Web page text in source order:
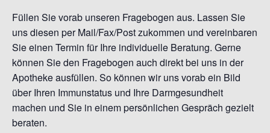
Füllen Sie vorab unseren Fragebogen aus. Lassen Sie
uns diesen per Mail/Fax/Post zukommen und vereinbaren
Sie einen Termin für Ihre individuelle Beratung. Gerne
können Sie den Fragebogen auch direkt bei uns in der
Apotheke ausfüllen. So können wir uns vorab ein Bild
über Ihren Immunstatus und Ihre Darmgesundheit
machen und Sie in einem persönlichen Gespräch gezielt
beraten.